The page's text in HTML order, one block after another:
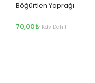
Böğürtlen Yaprağı
70,00₺ Kdv Dahil